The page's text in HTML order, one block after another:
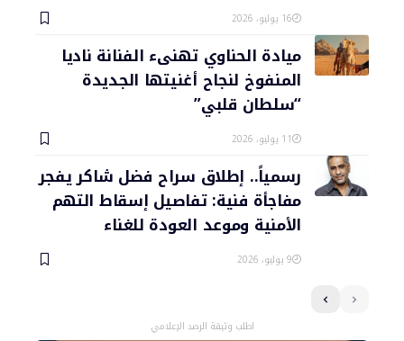
16 يوليو، 2026
ميادة الحناوي تهنىء الفنانة ناديا
المنفوخ لنجاح أغنيتها الجديدة
“سلطان قلبي”
11 يوليو، 2026
رسمياً.. إطلاق سراح فضل شاكر يفجر
مفاجأة فنية: تفاصيل إسقاط التهم
الأمنية وموعد العودة للغناء
9 يوليو، 2026
اطلب وثيقة الرصد الإعلامي